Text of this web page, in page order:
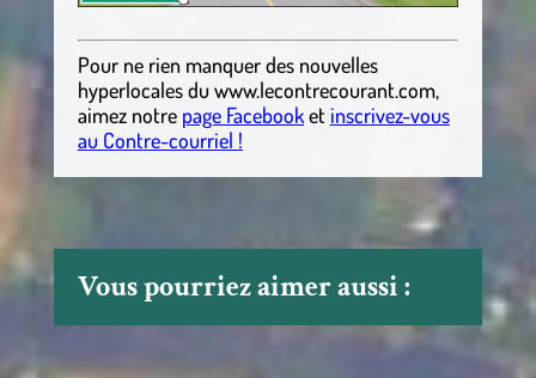
Pour ne rien manquer des nouvelles
hyperlocalesdu www.lecontrecourant.com,
aimez notre page Facebooket inscrivez-vous
au Contre-courriel !
Vous pourriez aimer aussi :